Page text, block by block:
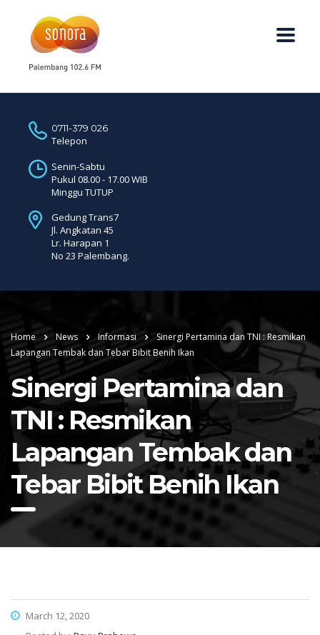
0711-379 026
Telepon
Senin-Sabtu
Pukul 08.00 - 17.00 WIB
Minggu TUTUP
Gedung Trans7
Jl. Angkatan 45
Lr. Harapan 1
No 23 Palembang.
Home News Informasi
Sinergi Pertamina dan TNI : Resmikan
Lapangan Tembak dan Tebar Bibit Benih Ikan
Sinergi Pertamina dan
TNI : Resmikan
Lapangan Tembak dan
Tebar Bibit Benih Ikan
March 12, 2020